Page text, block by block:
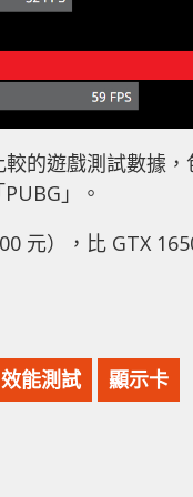
的遊戲測試數據
」。
元），比 GTX
效能測試 顯示卡